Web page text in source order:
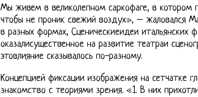
Мы живем в великолепном саркофаге, в котором
чтобы не проник свежий воздух», – жаловался
в разных формах, Сценическиеидеи итальянских
оказалисущественное на развитие театраи
этовлияние сказывалось по-разному.
Концепцией фиксации изображения на сетчатке
знакомство с теориями зрения. «1. В них